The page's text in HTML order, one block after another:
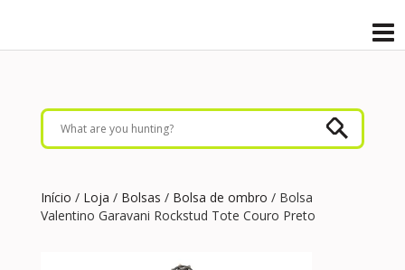
Início / Loja / Bolsas / Bolsa de ombro / Bolsa
Valentino Garavani Rockstud Tote Couro Preto